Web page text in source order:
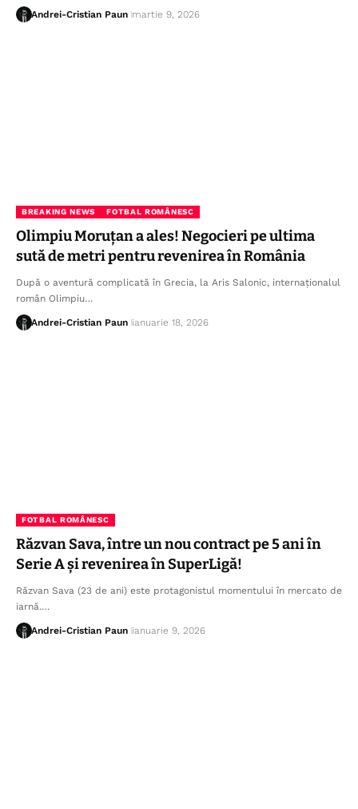
Andrei-Cristian Paun martie 9, 2026
BREAKING NEWS FOTBAL ROMÂNESC
Olimpiu Moruțan a ales! Negocieri pe ultima
sută de metri pentru revenirea în România
După o aventură complicată în Grecia, la Aris Salonic, internaționalul
român Olimpiu…
Andrei-Cristian Paun ianuarie 18, 2026
FOTBAL ROMÂNESC
Răzvan Sava, între un nou contract pe 5 ani în
Serie A și revenirea în SuperLigă!
Răzvan Sava (23 de ani) este protagonistul momentului în mercato de
iarnă.…
Andrei-Cristian Paun ianuarie 9, 2026